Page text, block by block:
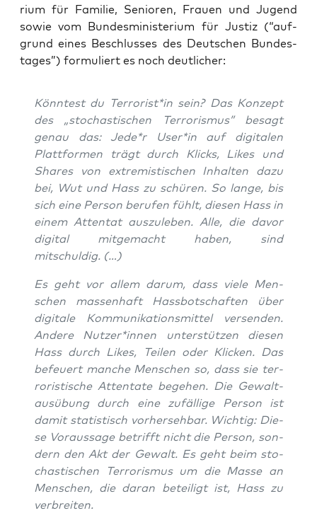
ri­um für Fami­lie, Senio­ren, Frau­en und Jugend
sowie vom Bun­des­mi­nis­te­ri­um für Jus­tiz (“auf­
grund eines Beschlus­ses des Deut­schen Bun­des­
ta­ges”) for­mu­liert es noch deutlicher:
Könn­test du Terrorist*in sein? Das Kon­zept
des „sto­chas­ti­schen Ter­ro­ris­mus” besagt
genau das: Jede*r User*in auf digi­ta­len
Platt­for­men trägt durch Klicks, Likes und
Shares von extre­mis­ti­schen Inhal­ten dazu
bei, Wut und Hass zu schü­ren. So lan­ge, bis
sich eine Per­son beru­fen fühlt, die­sen Hass in
einem Atten­tat aus­zu­le­ben. Alle, die davor
digi­tal mit­ge­macht haben, sind
mitschuldig. (…)
Es geht vor allem dar­um, dass vie­le Men­
schen mas­sen­haft Hass­bot­schaf­ten über
digi­ta­le Kom­mu­ni­ka­ti­ons­mit­tel ver­sen­den.
Ande­re Nutzer*innen unter­stüt­zen die­sen
Hass durch Likes, Tei­len oder Kli­cken. Das
befeu­ert man­che Men­schen so, dass sie ter­
ro­ris­ti­sche Atten­ta­te bege­hen. Die Gewalt­
aus­übung durch eine zufäl­li­ge Per­son ist
damit sta­tis­tisch vor­her­seh­bar. Wich­tig: Die­
se Vor­aus­sa­ge betrifft nicht die Per­son, son­
dern den Akt der Gewalt. Es geht beim sto­
chas­ti­schen Ter­ro­ris­mus um die Mas­se an
Men­schen, die dar­an betei­ligt ist, Hass zu
verbreiten.